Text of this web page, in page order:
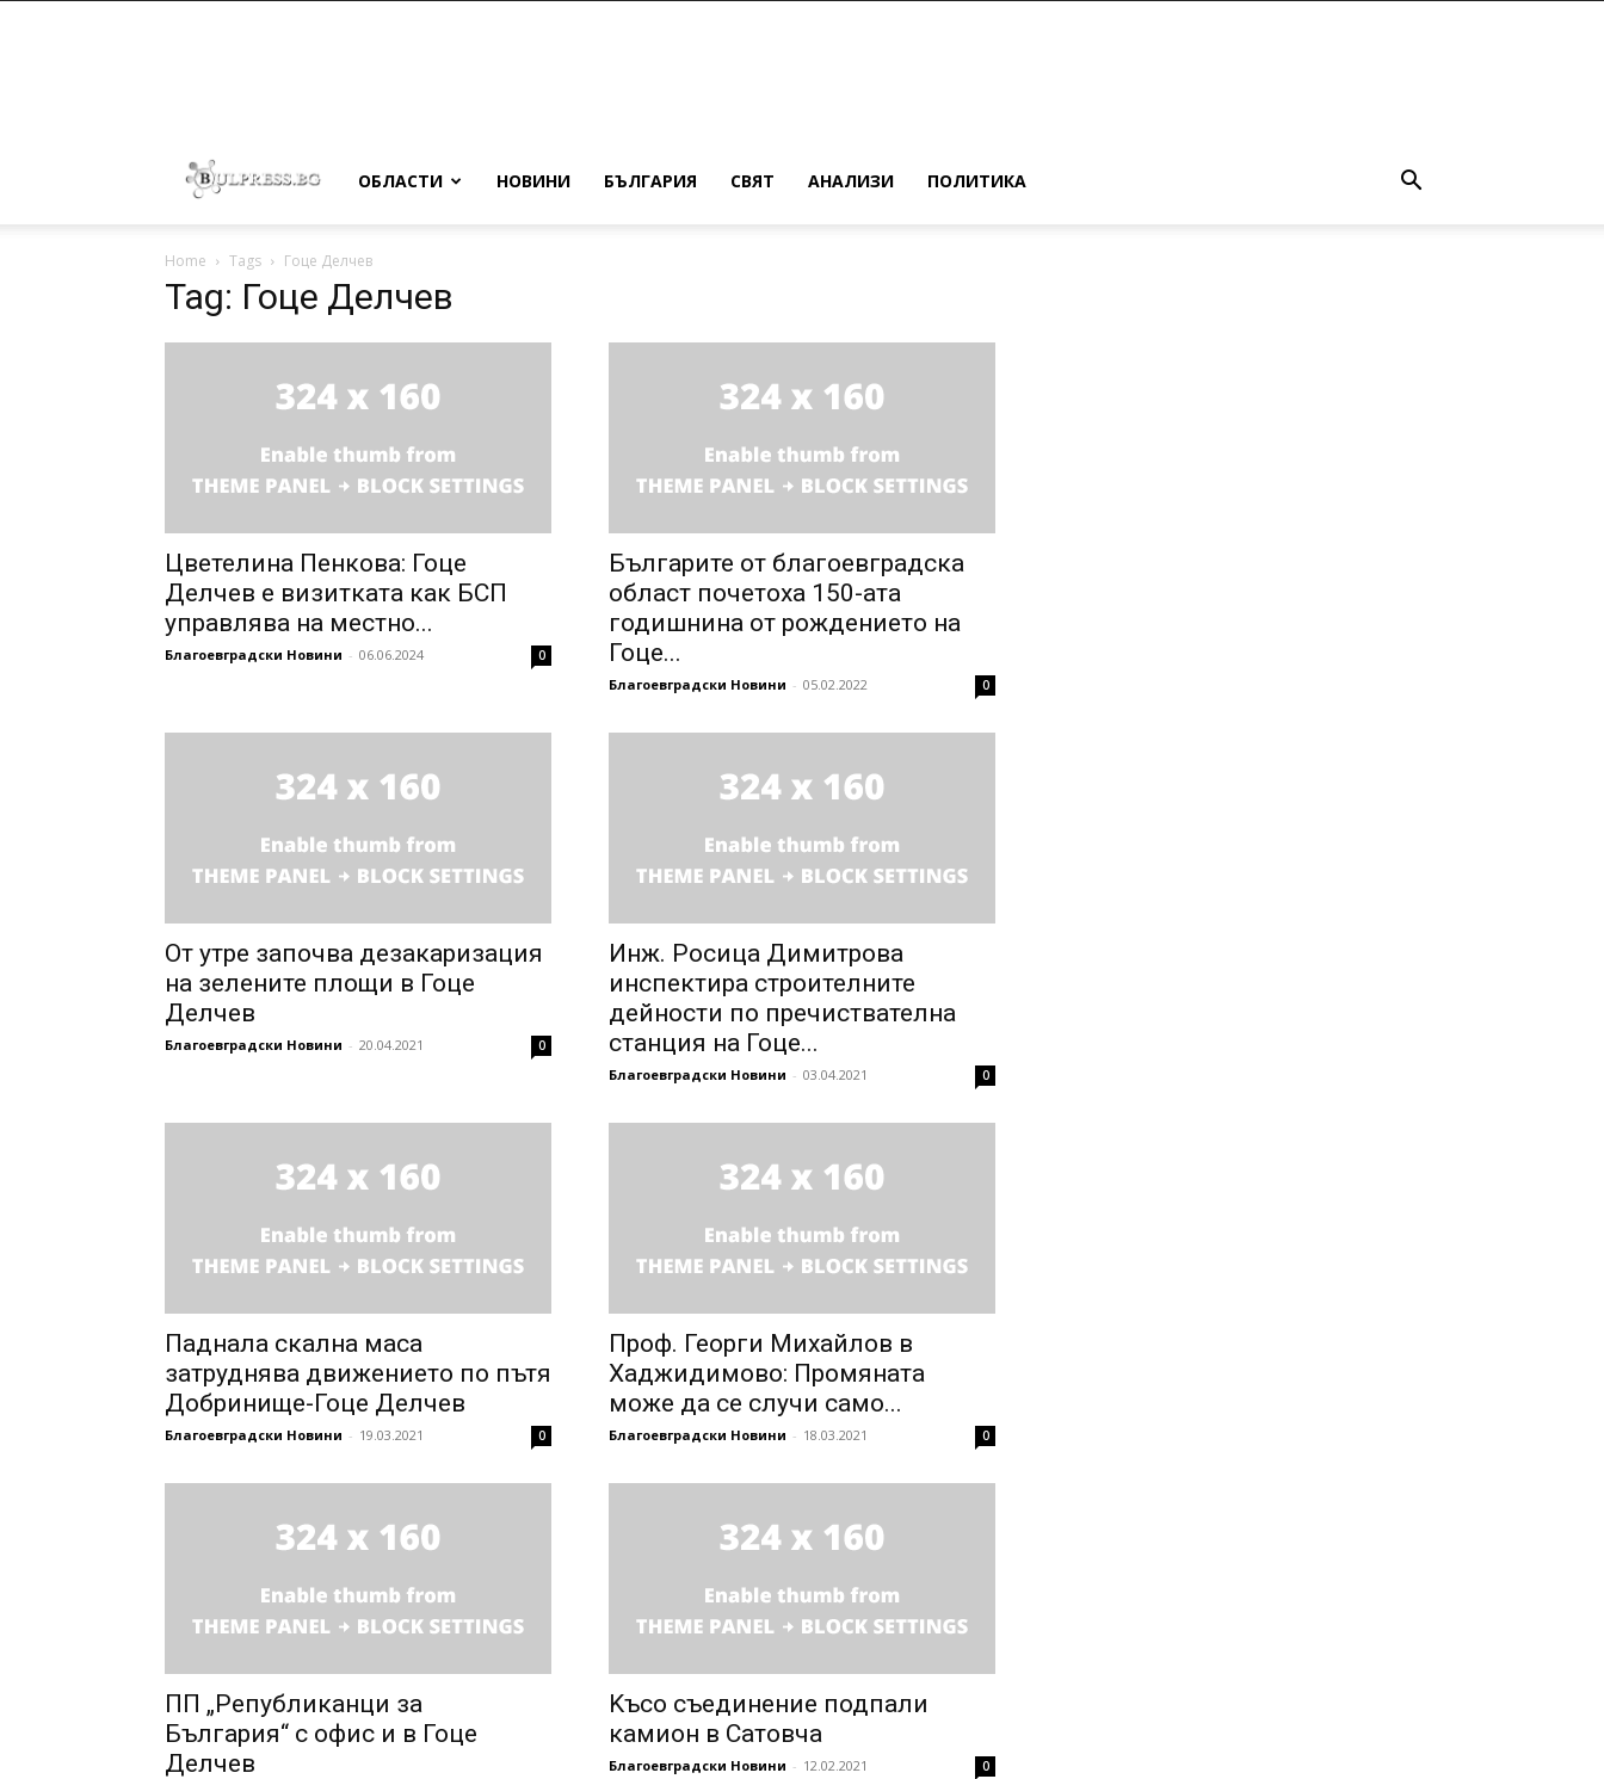
ОБЛАСТИ НОВИНИ БЪЛГАРИЯ СВЯТ АНАЛИЗИ ПОЛИТИКА
Home Tags Гоце Делчев
Tag: Гоце Делчев
Цветелина Пенкова: Гоце
Делчев е визитката как БСП
управлява на местно...
Благоевградски Новини - 06.06.2024 0
Българите от благоевградска
област почетоха 150-ата
годишнина от рождението на
Гоце...
Благоевградски Новини - 05.02.2022 0
От утре започва дезакаризация
на зелените площи в Гоце
Делчев
Благоевградски Новини - 20.04.2021 0
Инж. Росица Димитрова
инспектира строителните
дейности по пречиствателна
станция на Гоце...
Благоевградски Новини - 03.04.2021 0
Паднала скална маса
затруднява движението по пътя
Добринище-Гоце Делчев
Благоевградски Новини - 19.03.2021 0
Проф. Георги Михайлов в
Хаджидимово: Промяната
може да се случи само...
Благоевградски Новини - 18.03.2021 0
ПП „Републиканци за
България“ с офис и в Гоце
Делчев
Kъсо съединение подпали
камион в Сатовча
Благоевградски Новини - 12.02.2021 0